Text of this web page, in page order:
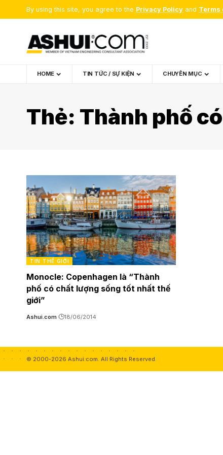
By using this site, you agree to the Privacy Policy and Terms
HOME TIN TỨC / SỰ KIỆN CHUYÊN MỤC
Thẻ: Thành phố
TIN THẾ GIỚI
Monocle: Copenhagen là “Thành
phố có chất lượng sống tốt nhất thế
giới”
Ashui.com 18/06/2014
© 2000-2026 Ashui.com. All Rights Reserved.